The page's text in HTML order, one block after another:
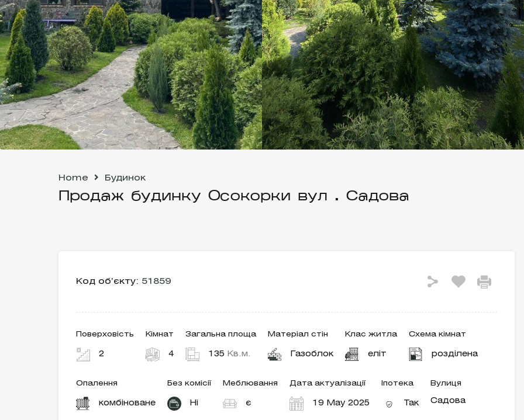
Home Будинок
Продаж будинку Осокорки вул . Садова
Код об’єкту: 51859
Поверховість
2
Кімнат
4
Загальна площа
135 Кв.м.
Матеріал стін
Газоблок
Клас житла
еліт
Схема кімнат
розділена
Опалення
комбіноване
Без комісії
Ні
Меблювання
є
Дата актуалізації
19 May 2025
Іпотека
Так
Вулиця
Садова